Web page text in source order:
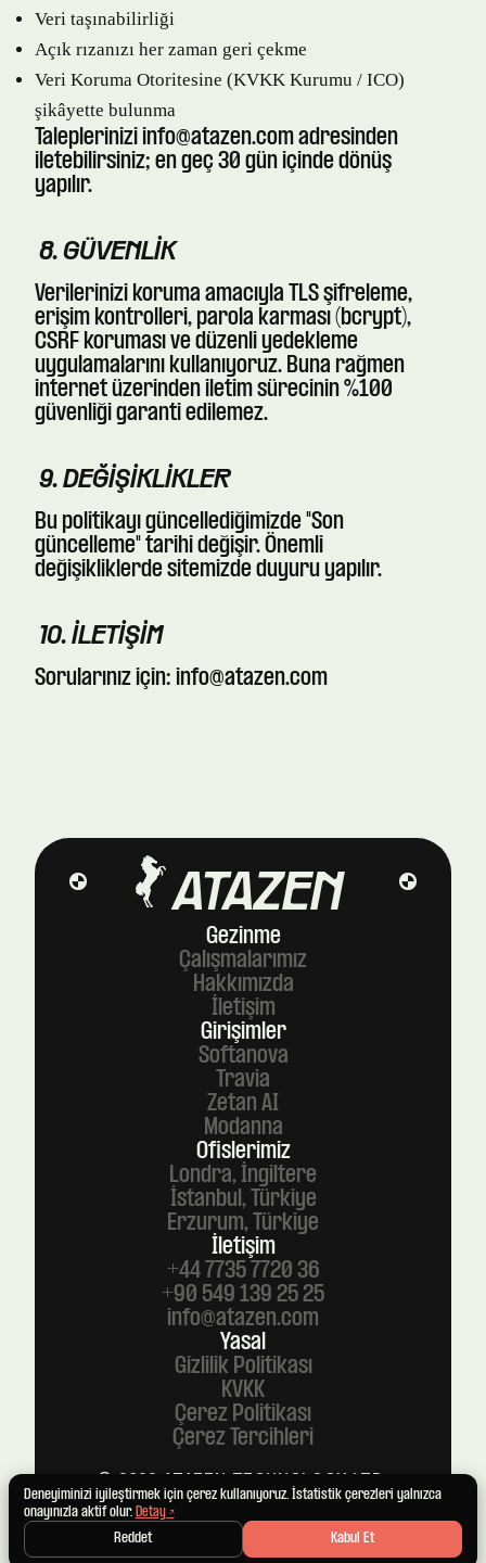
Veri taşınabilirliği
Açık rızanızı her zaman geri çekme
Veri Koruma Otoritesine (KVKK Kurumu / ICO)
şikâyette bulunma
Talepleriniziinfo@atazen.comadresinden
iletebilirsiniz; en geç 30 gün içinde dönüş
yapılır.
8. GÜVENLIK
Verilerinizi koruma amacıyla TLS şifreleme,
erişim kontrolleri, parola karması (bcrypt),
CSRF koruması ve düzenli yedekleme
uygulamalarını kullanıyoruz. Buna rağmen
internet üzerinden iletim sürecinin %100
güvenliği garanti edilemez.
9. DEĞIŞIKLIKLER
Bu politikayı güncellediğimizde "Son
güncelleme" tarihi değişir. Önemli
değişikliklerde sitemizde duyuru yapılır.
10. İLETIŞIM
Sorularınız için: info@atazen.com
ATAZEN
Gezinme
Çalışmalarımız
Hakkımızda
İletişim
Girişimler
Softanova
Travia
Zetan AI
Modanna
Ofislerimiz
Londra, İngiltere
İstanbul, Türkiye
Erzurum, Türkiye
İletişim
+44 7735 7720 36
+90 549 139 25 25
info@atazen.com
Yasal
Gizlilik Politikası
KVKK
Çerez Politikası
Çerez Tercihleri
© 2026 ATAZEN TECHNOLOGY LTD.
TÜM HAKLARI SAKLIDIR